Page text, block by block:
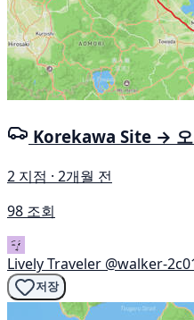
Korekawa Site →
2 지점 · 2개월 전
98 조회
Lively Traveler @walker-
저장